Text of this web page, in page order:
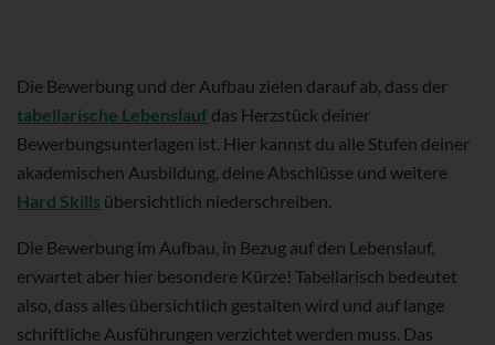
Die Bewerbung und der Aufbau zielen darauf ab, dass der
tabellarische Lebenslauf das Herzstück deiner
Bewerbungsunterlagen ist. Hier kannst du alle Stufen deiner
akademischen Ausbildung, deine Abschlüsse und weitere
Hard Skills übersichtlich niederschreiben.
Die Bewerbung im Aufbau, in Bezug auf den Lebenslauf,
erwartet aber hier besondere Kürze! Tabellarisch bedeutet
also, dass alles übersichtlich gestalten wird und auf lange
schriftliche Ausführungen verzichtet werden muss. Das